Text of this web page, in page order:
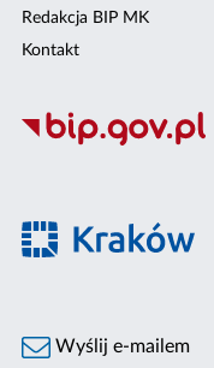
Redakcja BIP MK
Kontakt
Wyślij e-mailem